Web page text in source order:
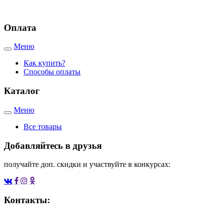
Оплата
Toggle
navigation
Меню
Как купить?
Способы оплаты
Каталог
Toggle
navigation
Меню
Все товары
Добавляйтесь в друзья
получайте доп. скидки и участвуйте в конкурсах:
Контакты: